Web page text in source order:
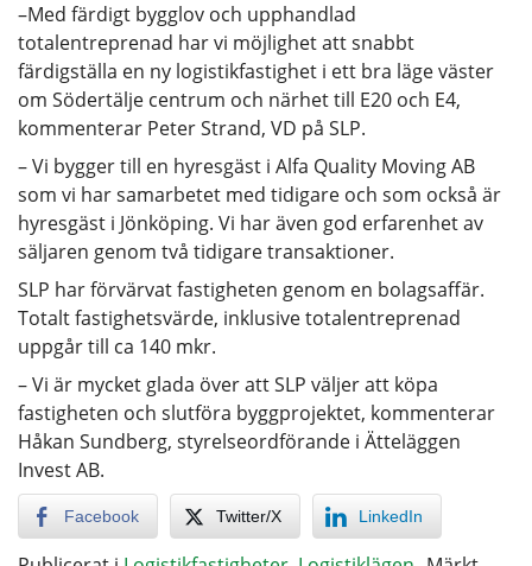
–Med färdigt bygglov och upphandlad
totalentreprenad har vi möjlighet att snabbt
färdigställa en ny logistikfastighet i ett bra läge väster
om Södertälje centrum och närhet till E20 och E4,
kommenterar Peter Strand, VD på SLP.
– Vi bygger till en hyresgäst i Alfa Quality Moving AB
som vi har samarbetet med tidigare och som också är
hyresgäst i Jönköping. Vi har även god erfarenhet av
säljaren genom två tidigare transaktioner.
SLP har förvärvat fastigheten genom en bolagsaffär.
Totalt fastighetsvärde, inklusive totalentreprenad
uppgår till ca 140 mkr.
– Vi är mycket glada över att SLP väljer att köpa
fastigheten och slutföra bygg­projektet, kommenterar
Håkan Sundberg, styrelseordförande i Ätteläggen
Invest AB.
Facebook Twitter/X LinkedIn